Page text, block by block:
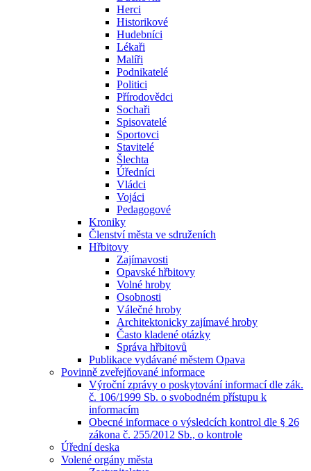
Herci
Historikové
Hudebníci
Lékaři
Malíři
Podnikatelé
Politici
Přírodovědci
Sochaři
Spisovatelé
Sportovci
Stavitelé
Šlechta
Úředníci
Vládci
Vojáci
Pedagogové
Kroniky
Členství města ve sdruženích
Hřbitovy
Zajímavosti
Opavské hřbitovy
Volné hroby
Osobnosti
Válečné hroby
Architektonicky zajímavé hroby
Často kladené otázky
Správa hřbitovů
Publikace vydávané městem Opava
Povinně zveřejňované informace
Výroční zprávy o poskytování informací dle zák.
č. 106/1999 Sb. o svobodném přístupu k
informacím
Obecné informace o výsledcích kontrol dle § 26
zákona č. 255/2012 Sb., o kontrole
Úřední deska
Volené orgány města